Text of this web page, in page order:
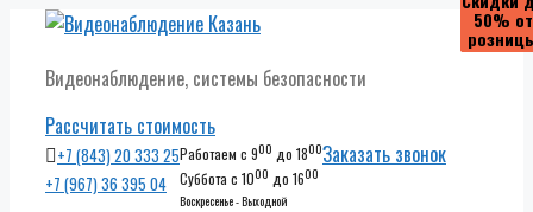
Перейти
содержимому
Видеонаблюдение, системы безопасности
Рассчитать стоимость
+7 (843) 20 333 25
+7 (967) 36 395 04
Работаем с 900 до 1800
Суббота с 1000 до 1600
Воскресенье - Выходной
Заказать звонок
50% от
50% от
50% от
50% от